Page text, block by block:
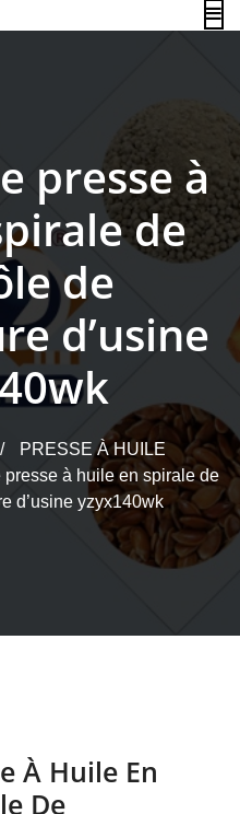
presse à
de
de
d’usine
PRESSE À HUILE
presse à huile en spirale de
d’usine yzyx140wk
À Huile En
De